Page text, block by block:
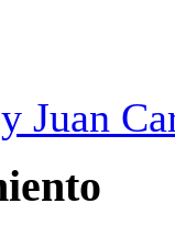
Juan